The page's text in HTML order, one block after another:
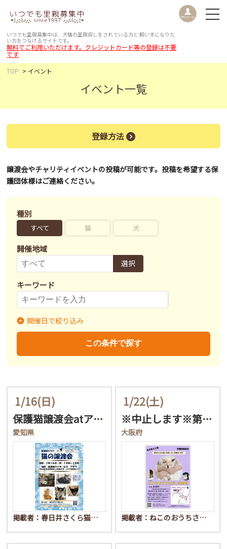
いつでも里親募集中は、犬猫の里親探しをされている方と 飼い主になりた
い方をつなげるサイトです。
無料でご利用いただけます。クレジットカード等の登録は不要
です
TOP
イベント
イベント一覧
登録方法
譲渡会やチャリティイベントの投稿が可能です。投稿を希望する保
護団体様はご連絡ください。
種別
すべて 猫 犬
開催地域
選択
キーワード
開催日開催日で絞り込み
この条件で探す
1/16(日)
保護猫譲渡会atアネラ
愛知県
掲載者：春日井さくら猫…
1/22(土)
※中止します※第2回ねこ…
大阪府
掲載者：ねこのおうちさ…